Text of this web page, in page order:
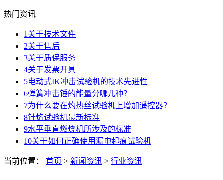
热门资讯
1 关于技术文件
2关于售后
3关于质保服务
4关于发票开具
5电动式IK冲击试验机的技术先进性
6弹簧冲击锤的能量分哪几种？
7为什么要在灼热丝试验机上增加遥控器？
8针焰试验机最新标准
9水平垂直燃烧机所涉及的标准
10关于如何正确使用漏电起痕试验机
当前位置： 首页 > 新闻资讯 > 行业资讯